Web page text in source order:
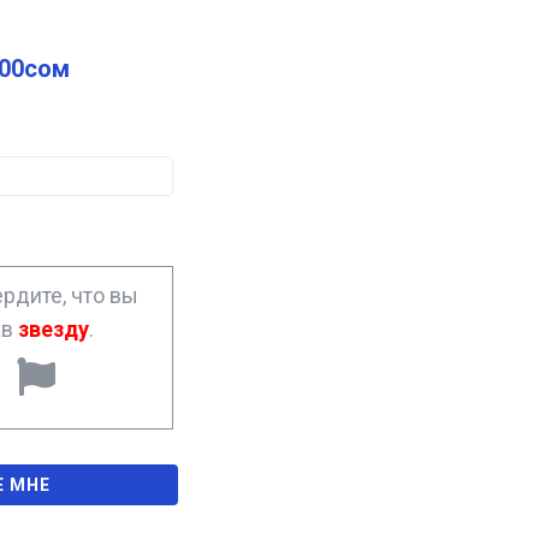
сом
что вы
звезду.